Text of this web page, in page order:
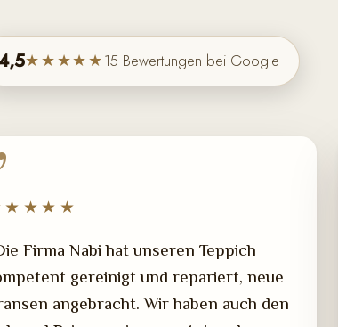
★★★★★15 Bewertungen bei Google
Firma Nabi hat unseren Teppich
gereinigt und repariert, neue
angebracht. Wir haben auch den